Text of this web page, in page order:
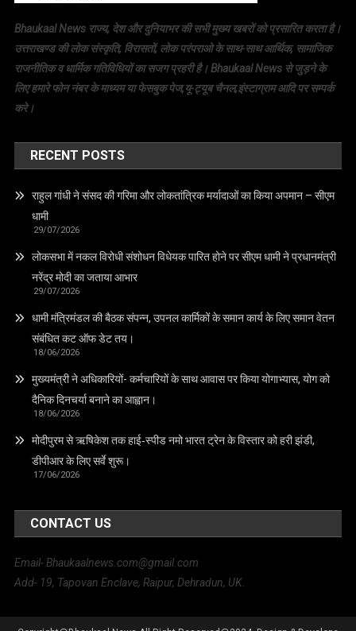
Bhaukaal News राज्य, देश और दुनियाभर की सभी मुख्य खबरों को प्रसारित करता है।
उत्तराखण्ड की लोक संस्कृति, विरासतों, लोक परंपराओ के साथ-साथ आर्थिक, सामाजिक
राजनीतिक व धार्मिक गतिविधियों का सजग प्रहरी है। Bhaukaal News से जुड़ने के
लिए हमारे फोन नंबर के माध्यम या फेसबुक पेज,यू-ट्यूब चैनल,इंस्टाग्राम आदि पर सम्पर्क
करे।
RECENT POSTS
राहुल गांधी ने संसद की गरिमा और लोकतांत्रिक मर्यादाओं का किया अपमान – सीएम
धामी
29/07/2026
लोकसभा में नकल विरोधी संशोधन विधेयक पारित होने पर सीएम धामी ने प्रधानमंत्री
नरेंद्र मोदी का जताया आभार
29/07/2026
धामी मंत्रिमंडल की बैठक संपन्न, उपनल कार्मिकों के समान कार्य के लिए समान वेतन
संबंधित कट ऑफ डेट तय।
18/06/2026
मुख्यमंत्री ने अधिकारियों- कर्मचारियों के साथ आवास पर किया योगाभ्यास, योग को
दैनिक दिनचर्या बनाने का आह्वान।
18/06/2026
मोदीपुरम से ऋषिकेश तक हाई‑स्पीड नमो भारत ट्रेन के विस्तार को हरी झंडी,
डीपीआर के लिए सर्वे शुरू।
17/06/2026
CONTACT US
Email- Bhaukaalnews.com@gmail.com
Add- 19, Tapovan Enclave, Raipur, Dehradun, UK.